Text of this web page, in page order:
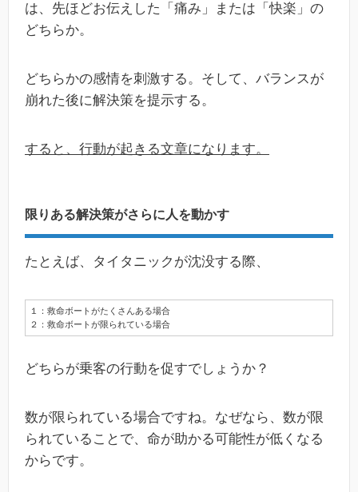
は、先ほどお伝えした「痛み」または「快楽」の
どちらか。
どちらかの感情を刺激する。そして、バランスが
崩れた後に解決策を提示する。
すると、行動が起きる文章になります。
限りある解決策がさらに人を動かす
たとえば、タイタニックが沈没する際、
１：救命ボートがたくさんある場合
２：救命ボートが限られている場合
どちらが乗客の行動を促すでしょうか？
数が限られている場合ですね。なぜなら、数が限
られていることで、命が助かる可能性が低くなる
からです。